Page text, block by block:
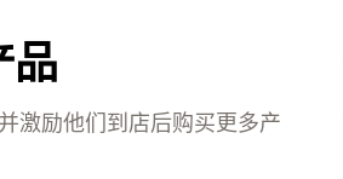
品
激励他们到店后购买更多产